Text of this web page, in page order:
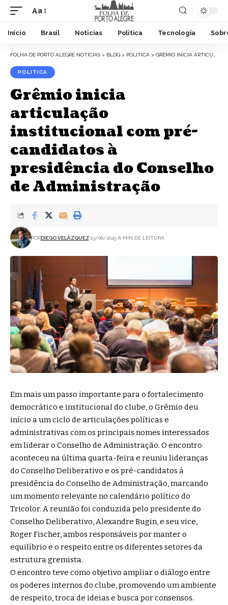
Aa
Início Brasil Noticias Politica Tecnologia
FOLHA DE PORTO ALEGRE NOTÍCIAS > BLOG > POLITICA > GRÊMIO INICIA ARTICULAÇÃO INSTITUCIONAL COM PRÉ-CANDIDATOS À PRESIDÊNCIA DO CONSELHO DE ADMINISTRAÇÃO
POLITICA
Grêmio inicia
articulação
institucional com pré-
candidatos à
presidência do Conselho
de Administração
PORDIEGO VELÁZQUEZ 13/06/2025 6 MIN DE LEITURA
Em mais um passo importante para o fortalecimento
democrático e institucional do clube, o Grêmio deu
início a um ciclo de articulações políticas e
administrativas com os principais nomes interessados
em liderar o Conselho de Administração. O encontro
aconteceu na última quarta-feira e reuniu lideranças
do Conselho Deliberativo e os pré-candidatos à
presidência do Conselho de Administração, marcando
um momento relevante no calendário político do
Tricolor. A reunião foi conduzida pelo presidente do
Conselho Deliberativo, Alexandre Bugin, e seu vice,
Roger Fischer, ambos responsáveis por manter o
equilíbrio e o respeito entre os diferentes setores da
estrutura gremista.
O encontro teve como objetivo ampliar o diálogo entre
os poderes internos do clube, promovendo um ambiente
de respeito, troca de ideias e busca por consensos.